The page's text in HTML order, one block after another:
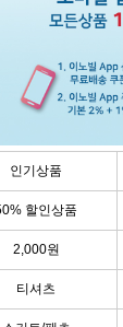
인기상품
할인상품
2,000원
티셔츠